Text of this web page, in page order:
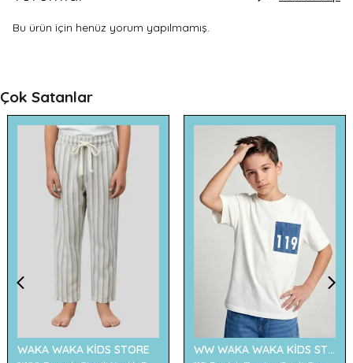
Bu ürün için henüz yorum yapılmamış.
Çok Satanlar
WAKA WAKA KİDS STORE WW WAKA WAKA KİDS STORE